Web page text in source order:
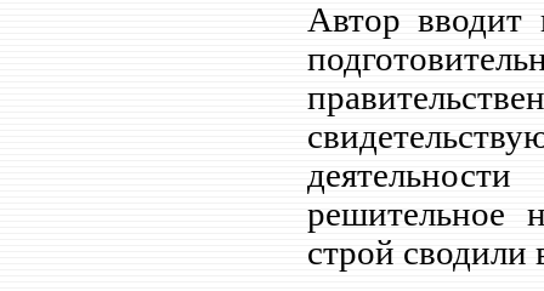
Автор
решительное
строй сводили